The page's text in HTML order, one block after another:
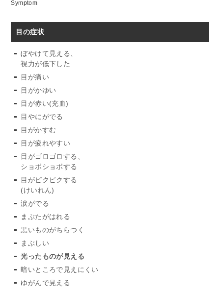
Symptom
目の症状
ぼやけて見える、
視力が低下した
目が痛い
目がかゆい
目が赤い(充血)
目やにがでる
目がかすむ
目が疲れやすい
目がゴロゴロする、
ショボショボする
目がピクピクする
(けいれん)
涙がでる
まぶたがはれる
黒いものがちらつく
まぶしい
光ったものが見える
暗いところで見えにくい
ゆがんで見える